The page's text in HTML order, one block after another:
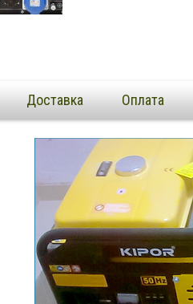
Доставка Оплата